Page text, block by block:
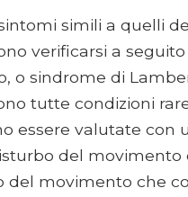
simili a quelli
verificarsi a
o sindrome di
tutte condizioni
essere valutate con
del movimento
del movimento che